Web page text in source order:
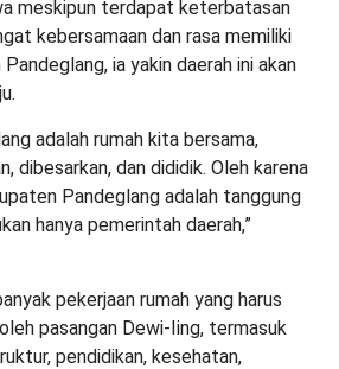
meskipun terdapat keterbatasan
kebersamaan dan rasa memiliki
ia yakin daerah ini akan
adalah rumah kita bersama,
dibesarkan, dan dididik. Oleh karena
Pandeglang adalah tanggung
hanya pemerintah daerah,”
pekerjaan rumah yang harus
pasangan Dewi-Iing, termasuk
pendidikan, kesehatan,